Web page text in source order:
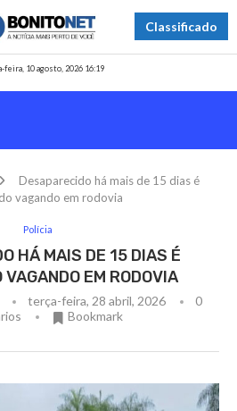
Classificado
feira, 10 agosto, 2026 16:19
Desaparecido há mais de 15 dias é
vagando em rodovia
Polícia
HÁ MAIS DE 15 DIAS É
VAGANDO EM RODOVIA
terça-feira, 28 abril, 2026
0
Bookmark